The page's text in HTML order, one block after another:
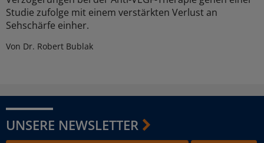
Studie zufolge mit einem verstärkten Verlust an
Sehschärfe einher.
Von Dr. Robert Bublak
UNSERE NEWSLETTER